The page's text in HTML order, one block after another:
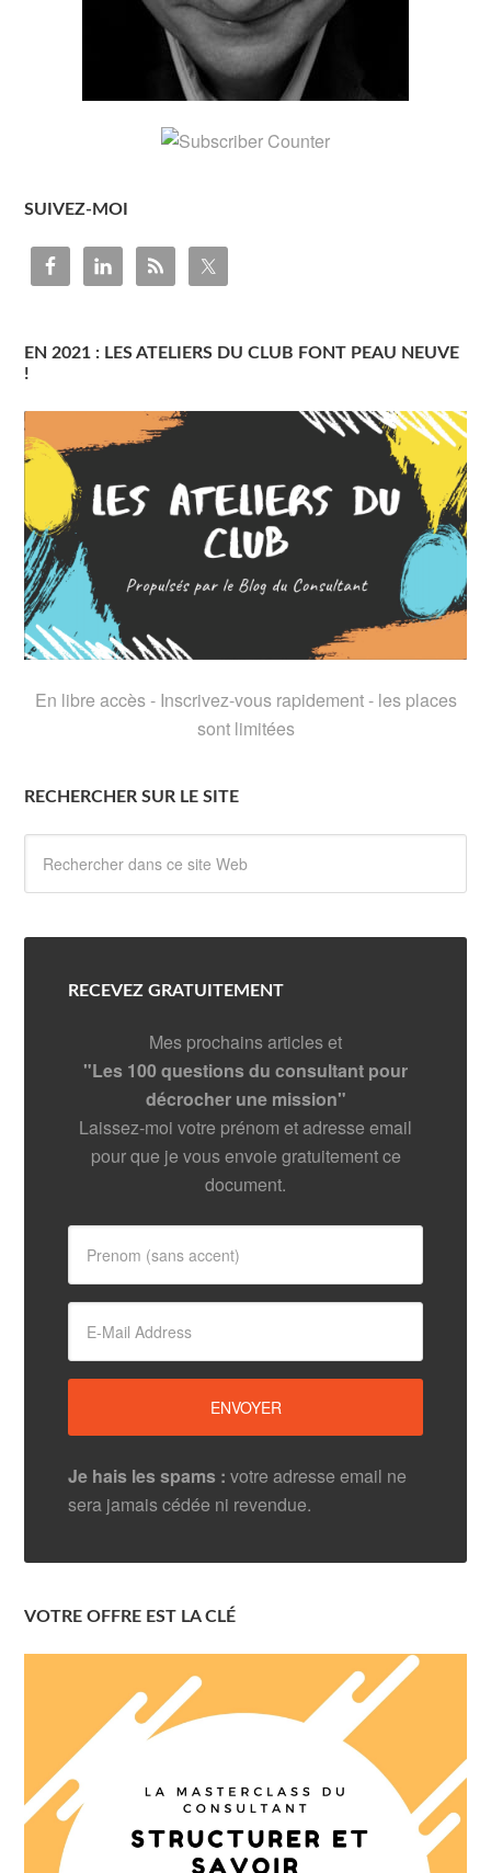
SUIVEZ-MOI
EN 2021 : LES ATELIERS DU CLUB FONT PEAU NEUVE
!
En libre accès - Inscrivez-vous rapidement - les places
sont limitées
RECHERCHER SUR LE SITE
RECEVEZ GRATUITEMENT
Mes prochains articles et
"Les 100 questions du consultant pour
décrocher une mission"
Laissez-moi votre prénom et adresse email
pour que je vous envoie gratuitement ce
document.
Je hais les spams : votre adresse email ne
sera jamais cédée ni revendue.
VOTRE OFFRE EST LA CLÉ